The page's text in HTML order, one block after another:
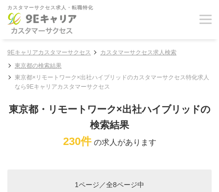
カスタマーサクセス求人・転職特化
9Eキャリアカスタマーサクセス
カスタマーサクセス求人検索
東京都の検索結果
東京都×リモートワーク×出社ハイブリッドのカスタマーサクセス特化求人
なら9Eキャリアカスタマーサクセス
東京都・リモートワーク×出社ハイブリッドの
検索結果
230件 の求人があります
1ページ／全8ページ中